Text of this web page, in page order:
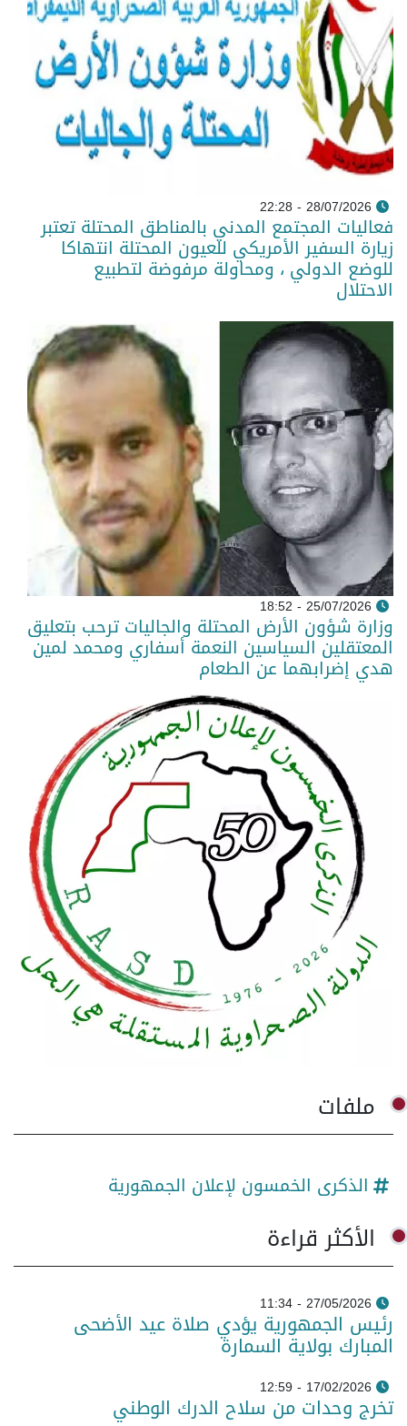
28/07/2026 - 22:28
فعاليات المجتمع المدني بالمناطق المحتلة تعتبر
زيارة السفير الأمريكي للعيون المحتلة انتهاكا
للوضع الدولي ، ومحاولة مرفوضة لتطبيع
الاحتلال
25/07/2026 - 18:52
وزارة شؤون الأرض المحتلة والجاليات ترحب بتعليق
المعتقلين السياسين النعمة أسفاري ومحمد لمين
هدي إضرابهما عن الطعام
ملفات
الذكرى الخمسون لإعلان الجمهورية
الأكثر قراءة
27/05/2026 - 11:34
رئيس الجمهورية يؤدي صلاة عيد الأضحى
المبارك بولاية السمارة
17/02/2026 - 12:59
تخرج وحدات من سلاح الدرك الوطني